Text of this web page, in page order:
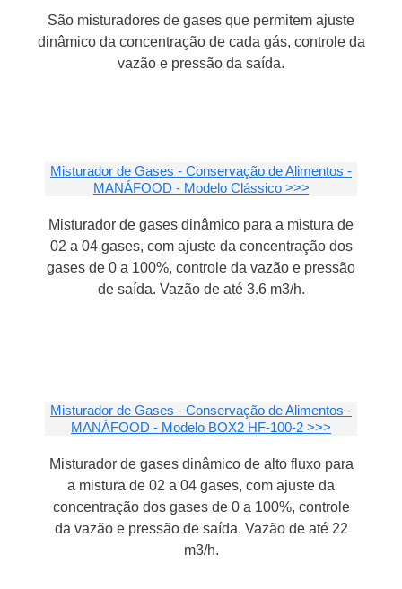
São misturadores de gases que permitem ajuste
dinâmico da concentração de cada gás, controle da
vazão e pressão da saída.
Misturador de Gases - Conservação de Alimentos -
MANÁFOOD - Modelo Clássico >>>
Misturador de gases dinâmico para a mistura de
02 a 04 gases, com ajuste da concentração dos
gases de 0 a 100%, controle da vazão e pressão
de saída. Vazão de até 3.6 m3/h.
Misturador de Gases - Conservação de Alimentos -
MANÁFOOD - Modelo BOX2 HF-100-2 >>>
Misturador de gases dinâmico de alto fluxo para
a mistura de 02 a 04 gases, com ajuste da
concentração dos gases de 0 a 100%, controle
da vazão e pressão de saída. Vazão de até 22
m3/h.